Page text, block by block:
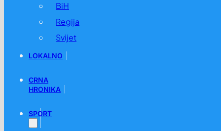
BiH
Regija
Svijet
LOKALNO
CRNA
HRONIKA
SPORT